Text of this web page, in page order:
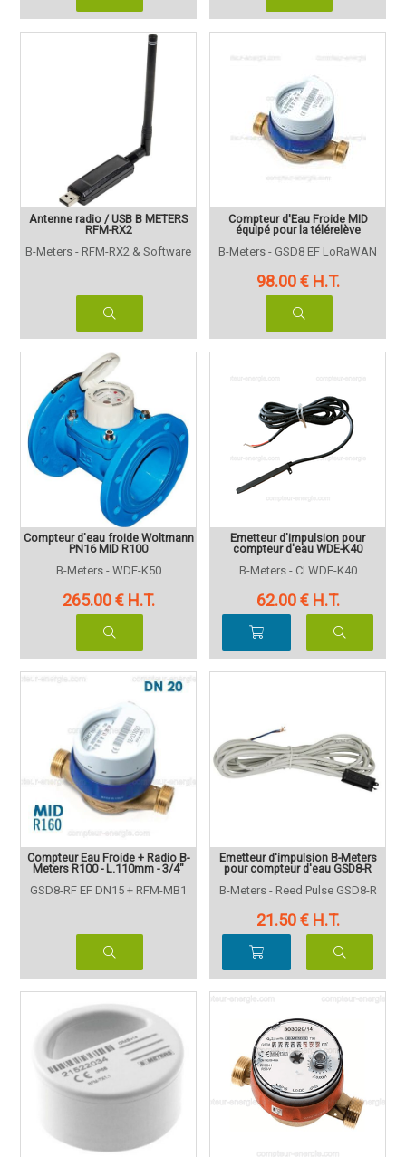
Antenne radio / USB B METERS
RFM-RX2
B-Meters - RFM-RX2 & Software
Compteur d'Eau Froide MID
équipé pour la télérelève
LoRaWAN
B-Meters - GSD8 EF LoRaWAN
98.00 € H.T.
Compteur d'eau froide Woltmann
PN16 MID R100
B-Meters - WDE-K50
265.00 € H.T.
Emetteur d'impulsion pour
compteur d'eau WDE-K40
B-Meters - CI WDE-K40
62.00 € H.T.
Compteur Eau Froide + Radio B-
Meters R100 - L.110mm - 3/4"
GSD8-RF EF DN15 + RFM-MB1
Emetteur d'impulsion B-Meters
pour compteur d'eau GSD8-R
B-Meters - Reed Pulse GSD8-R
21.50 € H.T.